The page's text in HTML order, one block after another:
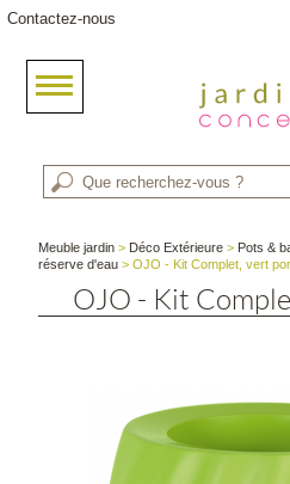
Contactez-nous
Meuble jardin > Déco Extérieure > Pots &
réserve d'eau > OJO - Kit Complet, vert
OJO - Kit